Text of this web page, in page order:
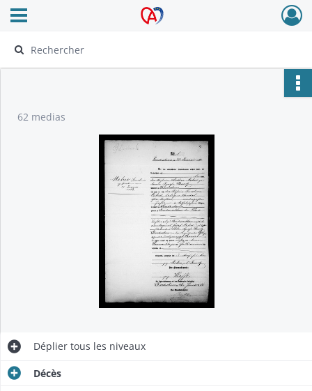
Archives Alsace - Colmar
Ouvrir le menu déroulant
62 medias
Déplier tous les niveaux
Décès